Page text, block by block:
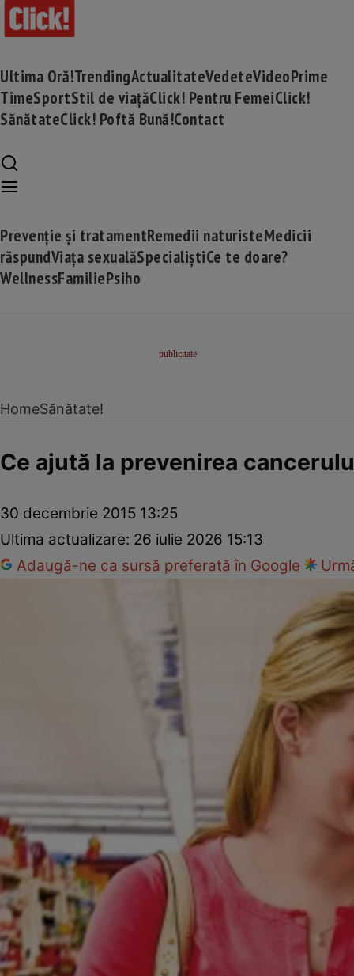
Ultima Oră!TrendingActualitateVedeteVideoPrime
TimeSportStil de viațăClick! Pentru FemeiClick!
SănătateClick! Poftă Bună!Contact
Prevenție și tratamentRemedii naturisteMedicii
răspundViața sexualăSpecialiștiCe te doare?
WellnessFamiliePsiho
HomeSănătate!
Ce ajută la prevenirea
30 decembrie 2015 13:25
Ultima actualizare: 26 iulie 2026 15:13
Adaugă-ne ca sursă preferată în Google